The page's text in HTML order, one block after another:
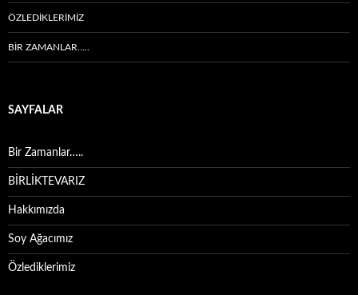
ÖZLEDIKLERIMIZ
BIR ZAMANLAR…..
SAYFALAR
Bir Zamanlar…..
BİRLİKTEVARIZ
Hakkımızda
Soy Ağacımız
Özlediklerimiz